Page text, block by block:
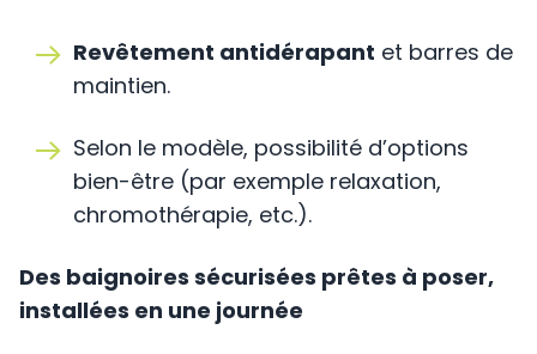
Revêtement antidérapant et barres de
maintien.
Selon le modèle, possibilité d’options
bien-être (par exemple relaxation,
chromothérapie, etc.).
Des baignoires sécurisées prêtes à poser,
installées en une journée